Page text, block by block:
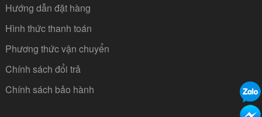
Hướng dẫn đặt hàng
Hình thức thanh toán
Phương thức vận chuyển
Chính sách đổi trả
Chính sách bảo hành